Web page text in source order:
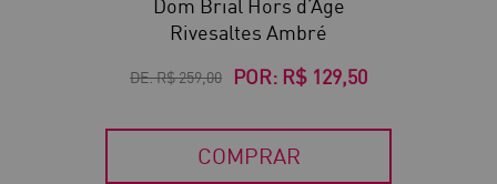
Dom Brial Hors d’Âge
Rivesaltes Ambré
DE:R$ 259,00 POR: R$ 129,50
COMPRAR